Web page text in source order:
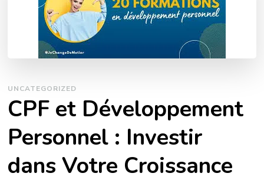
UNCATEGORIZED
CPF et Développement
Personnel : Investir
dans Votre Croissance